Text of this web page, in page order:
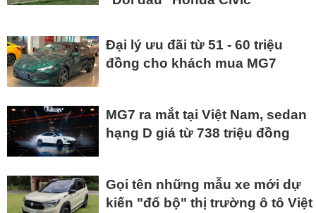
Đại lý ưu đãi từ 51 - 60 triệu
đồng cho khách mua MG7
MG7 ra mắt tại Việt Nam, sedan
hạng D giá từ 738 triệu đồng
Gọi tên những mẫu xe mới dự
kiến "đổ bộ" thị trường ô tô Việt